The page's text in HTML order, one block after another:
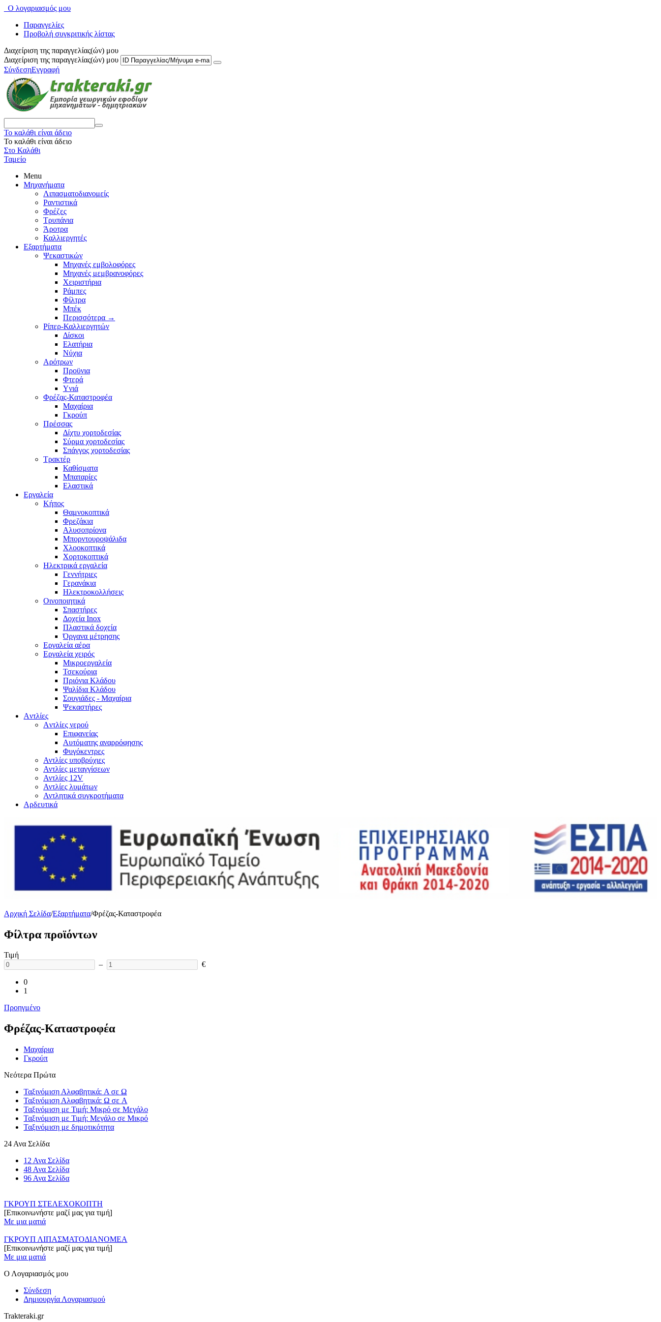
Ο λογαριασμός μου
Παραγγελίες
Προβολή συγκριτικής λίστας
Διαχείριση της παραγγελίας(ών) μου
Διαχείριση της παραγγελίας(ών) μου
ΣύνδεσηΕγγραφή
Το καλάθι είναι άδειο
Το καλάθι είναι άδειο
Στο Καλάθι
Ταμείο
Menu
Μηχανήματα
Λιπασματοδιανομείς
Ραντιστικά
Φρέζες
Τρυπάνια
Άροτρα
Καλλιεργητές
Εξαρτήματα
Ψεκαστικών
Μηχανές εμβολοφόρες
Μηχανές μεμβρανοφόρες
Χειριστήρια
Ράμπες
Φίλτρα
Μπέκ
Περισσότερα →
Ρίπερ-Καλλιεργητών
Δίσκοι
Ελατήρια
Νύχια
Αρότρων
Προϋνια
Φτερά
Υνιά
Φρέζας-Καταστροφέα
Mαχαίρια
Γκρούπ
Πρέσσας
Δίχτυ χορτοδεσίας
Σύρμα χορτοδεσίας
Σπάγγος χορτοδεσίας
Τρακτέρ
Καθίσματα
Μπαταρίες
Ελαστικά
Εργαλεία
Κήπος
Θαμνοκοπτικά
Φρεζάκια
Aλυσοπρίονα
Μπορντουροψάλιδα
Χλοοκοπτικά
Χορτοκοπτικά
Ηλεκτρικά εργαλεία
Γεννήτριες
Γερανάκια
Ηλεκτροκολλήσεις
Οινοποιητικά
Σπαστήρες
Δοχεία Inox
Πλαστικά δοχεία
Όργανα μέτρησης
Εργαλεία αέρα
Εργαλεία χειρός
Μικροεργαλεία
Τσεκούρια
Πριόνια Κλάδου
Ψαλίδια Κλάδου
Σουγιάδες - Μαχαίρια
Ψεκαστήρες
Aντλίες
Aντλίες νερού
Επιφανείας
Αυτόματης αναρρόφησης
Φυγόκεντρες
Αντλίες υποβρύχιες
Αντλίες μεταγγίσεων
Αντλίες 12V
Αντλίες λυμάτων
Αντλητικά συγκροτήματα
Αρδευτικά
Αρχική Σελίδα/Εξαρτήματα/Φρέζας-Καταστροφέα
Φίλτρα προϊόντων
Τιμή
–
€
0
1
Προηγμένο
Φρέζας-Καταστροφέα
Mαχαίρια
Γκρούπ
Νεότερα Πρώτα
Ταξινόμιση Αλφαβητικά: A σε Ω
Ταξινόμιση Αλφαβητικά: Ω σε A
Ταξινόμιση με Τιμή: Μικρό σε Μεγάλο
Ταξινόμιση με Τιμή: Μεγάλο σε Μικρό
Ταξινόμιση με δημοτικότητα
24 Ανα Σελίδα
12 Ανα Σελίδα
48 Ανα Σελίδα
96 Ανα Σελίδα
ΓΚΡΟΥΠ ΣΤΕΛΕΧΟΚΟΠΤΗ
[Επικοινωνήστε μαζί μας για τιμή]
Με μια ματιά
ΓΚΡΟΥΠ ΛΙΠΑΣΜΑΤΟΔΙΑΝΟΜΕΑ
[Επικοινωνήστε μαζί μας για τιμή]
Με μια ματιά
Ο Λογαριασμός μου
Σύνδεση
Δημιουργία Λογαριασμού
Trakteraki.gr